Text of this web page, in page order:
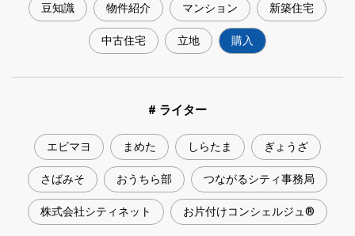
豆知識 物件紹介 マンション 新築住宅
中古住宅 立地 購入
# ライター
エビマヨ まめた しらたま ぎょうざ
さばみそ おうちら部 つながるシティ事務局
株式会社シティネット お片付けコンシェルジュ®